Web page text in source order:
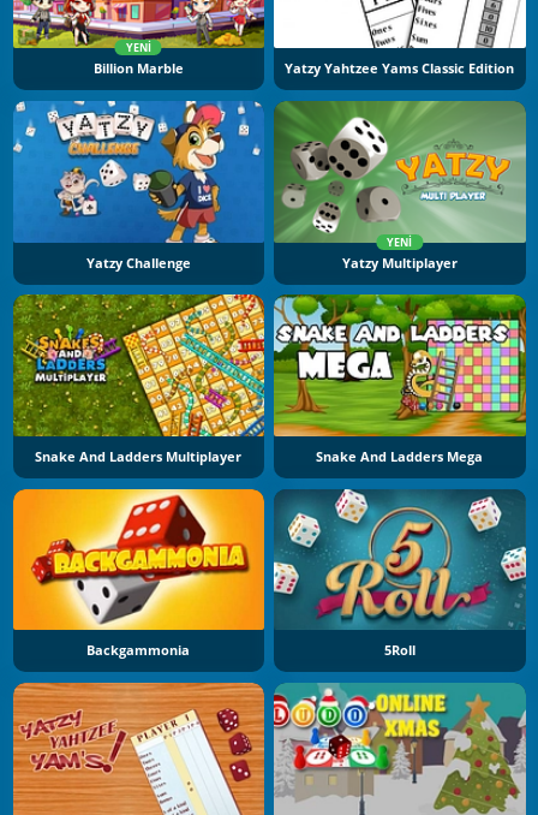
YENI
Billion Marble Yatzy Yahtzee Yams Classic Edition
Yatzy Challenge
YENI
Yatzy Multiplayer
Snake And Ladders Multiplayer Snake And Ladders Mega
Backgammonia 5Roll